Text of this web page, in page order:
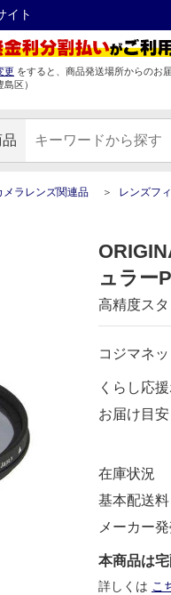
イト
更 をすると、商品発送場所からのお
島区）
メラレンズ関連品 レンズフ
ュラー
高精度ス
コジマネ
くらし応
お届け
在庫
基本配
メーカー
本商品は宅
詳しくは こ